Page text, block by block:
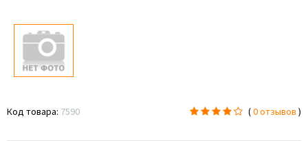
Код товара: 7590 (0 отзывов )